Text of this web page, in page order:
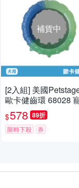
補貨中
[2入組] 美國
歐卡健齒環 68028
磨牙 啃咬 耐咬 狗玩具
寵物玩具
$578 89折
限時下殺 券